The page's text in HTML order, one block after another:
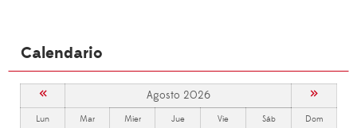
Calendario
« Agosto 2026 »
Lun Mar Mier Jue Vie Sáb Dom